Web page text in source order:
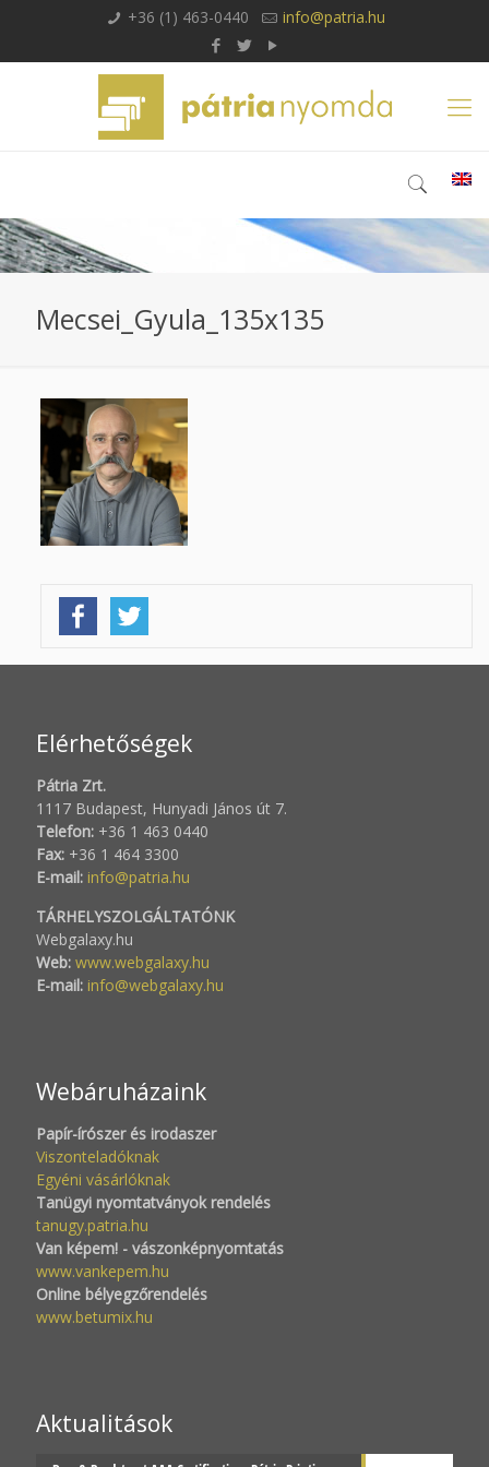
+36 (1) 463-0440 info@patria.hu
Mecsei_Gyula_135x135
Elérhetőségek
Pátria Zrt.
1117 Budapest, Hunyadi János út 7.
Telefon: +36 1 463 0440
Fax: +36 1 464 3300
E-mail: info@patria.hu
TÁRHELYSZOLGÁLTATÓNK
Webgalaxy.hu
Web: www.webgalaxy.hu
E-mail: info@webgalaxy.hu
Webáruházaink
Papír-írószer és irodaszer
Viszonteladóknak
Egyéni vásárlóknak
Tanügyi nyomtatványok rendelés
tanugy.patria.hu
Van képem! - vászonképnyomtatás
www.vankepem.hu
Online bélyegzőrendelés
www.betumix.hu
Aktualitások